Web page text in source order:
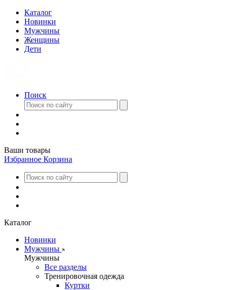
Каталог
Новинки
Мужчины
Женщины
Дети
Поиск
Ваши товары
Избранное Корзина
Каталог
Новинки
Мужчины
Мужчины
Все разделы
Тренировочная одежда
Куртки